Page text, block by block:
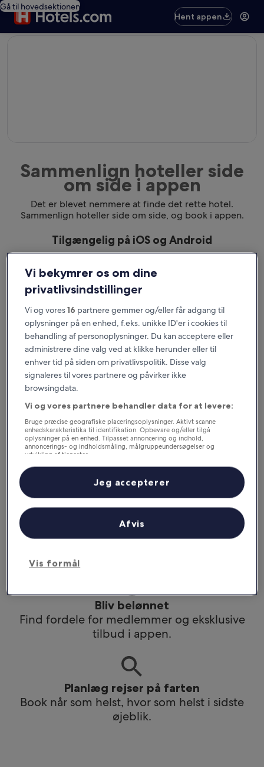
Gå til hovedsektionen
Hent appen
Sammenlign hoteller side
om side i appen
Det er blevet nemmere at finde det rette hotel.
Sammenlign hoteller side om side, og book i appen.
Tilgængelig på iOS og Android
Gode grunde til at downloade vores
Spar endnu flere penge
Få rabat på udvalgte hoteller i appen.
Hold dig opdateret
Få nem adgang til din rejseplan selv uden Wi-
Bliv belønnet
Find fordele for medlemmer og eksklusive
tilbud i appen.
Planlæg rejser på farten
Book når som helst, hvor som helst i sidste
øjeblik.
Vi bekymrer os om dine
privatlivsindstillinger
Vi og vores16 partnere gemmer og/eller får adgang til
oplysninger på en enhed, f.eks. unikke ID'er i cookies til
behandling af personoplysninger. Du kan acceptere eller
administrere dine valg ved at klikke herunder eller til
enhver tid på siden om privatlivspolitik. Disse valg
signaleres til vores partnere og påvirker ikke
browsingdata.
Vi og vores partnere behandler data for at levere:
Bruge præcise geografiske placeringsoplysninger. Aktivt scanne
enhedskarakteristika til identifikation. Opbevare og/eller tilgå
oplysninger på en enhed. Tilpasset annoncering og indhold,
annoncerings- og indholdsmåling, målgruppeundersøgelser og
udvikling af tjenester.
Liste over partnere (leverandører)
Vis formål
Afvis
Jeg accepterer